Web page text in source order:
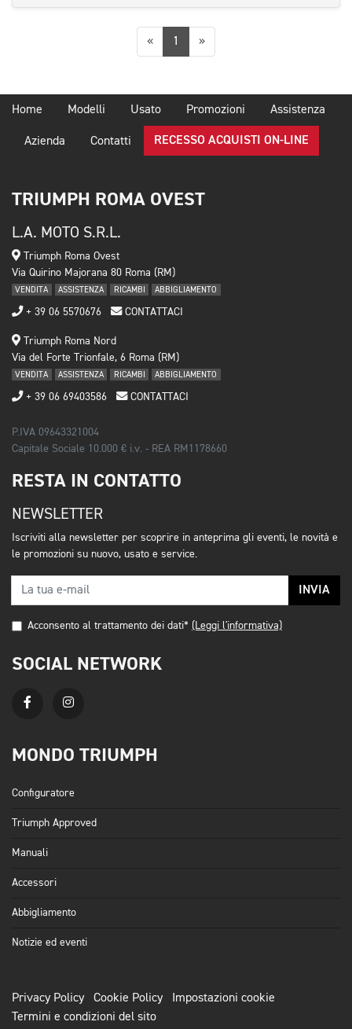
«Precedente
1 »Successiva
Home Modelli Usato Promozioni Assistenza
Azienda Contatti RECESSO ACQUISTI ON-LINE
TRIUMPH ROMA OVEST
L.A. MOTO S.R.L.
Triumph Roma Ovest
Via Quirino Majorana 80 Roma (RM)
VENDITA ASSISTENZA RICAMBI ABBIGLIAMENTO
+ 39 06 5570676 CONTATTACI
Triumph Roma Nord
Via del Forte Trionfale, 6 Roma (RM)
VENDITA ASSISTENZA RICAMBI ABBIGLIAMENTO
+ 39 06 69403586 CONTATTACI
P.IVA 09643321004
Capitale Sociale 10.000 € i.v. - REA RM1178660
RESTA IN CONTATTO
NEWSLETTER
Iscriviti alla newsletter per scoprire in anteprima gli eventi, le novità e
le promozioni su nuovo, usato e service.
INVIA
Acconsento al trattamento dei dati* (Leggi l'informativa)
SOCIAL NETWORK
MONDO TRIUMPH
Configuratore
Triumph Approved
Manuali
Accessori
Abbigliamento
Notizie ed eventi
Privacy Policy Cookie Policy
Impostazioni cookie
Termini e condizioni del sito